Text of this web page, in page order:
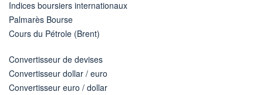
Indices boursiers internationaux
Palmarès Bourse
Cours du Pétrole (Brent)
Convertisseur de devises
Convertisseur dollar / euro
Convertisseur euro / dollar